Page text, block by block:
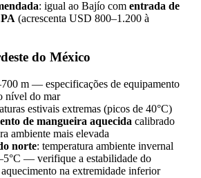
: igual ao Bajío com entrada de
(acrescenta USD 800–1.200 à
do México
m — especificações de equipamento
nível do mar
estivais extremas (picos de 40°C)
de mangueira aquecida calibrado
ambiente mais elevada
norte: temperatura ambiente invernal
— verifique a estabilidade do
na extremidade inferior